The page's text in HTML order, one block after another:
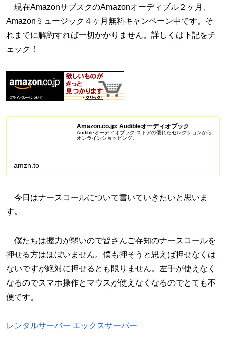
現在AmazonサブスクのAmazonオーディブル２ヶ月、
Amazonミュージック４ヶ月無料キャンペーン中です。そ
れまでに解約すれば一切かかりません。詳しくは下記をチ
ェック！
Amazon.co.jp: Audibleオーディオブック
Audibleオーディオブック ストアの優れたセレクションから
オンラインショッピング。
amzn.to
今日はナースコールについて書いていきたいと思いま
す。
僕たちは握力が弱いので皆さんご存知のナースコールを
押せる方はほぼいません。僕も押そうと思えば押せなくは
ないですが絶対に押せるとも限りません。左手が使えなく
なるのでスマホ操作とマウスが使えなくなるのでとても不
便です。
レンタルサーバー エックスサーバー